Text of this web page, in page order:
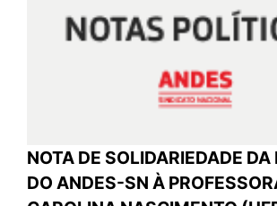
NOTA DE SOLIDARIEDADE DA
DO ANDES-SN À